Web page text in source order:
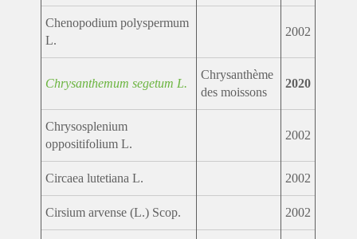
Chenopodium polyspermum
L.
2002
Chrysanthemum segetum L.
Chrysanthème
des moissons
2020
Chrysosplenium
oppositifolium L.
2002
Circaea lutetiana L. 2002
Cirsium arvense (L.) Scop. 2002